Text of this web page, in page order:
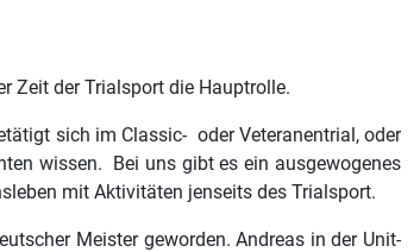
Zeit der Trialsport die Hauptrolle.
sich im Classic- oder Veteranentrial, oder
wissen. Bei uns gibt es ein ausgewogenes
mit Aktivitäten jenseits des Trialsport.
Meister geworden. Andreas in der Unit-